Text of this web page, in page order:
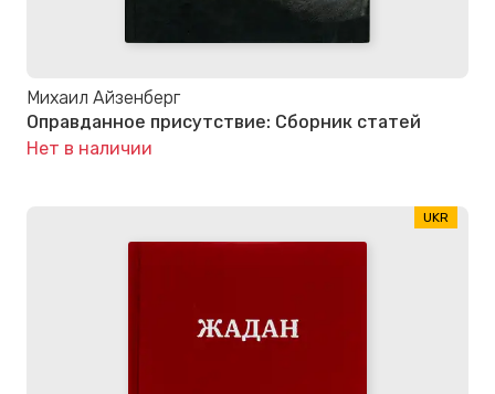
Михаил Айзенберг
Оправданное присутствие: Сборник статей
Нет в наличии
UKR